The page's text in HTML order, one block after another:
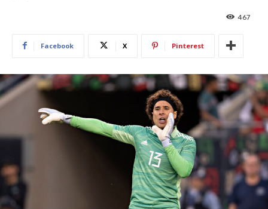
467
Facebook X Pinterest